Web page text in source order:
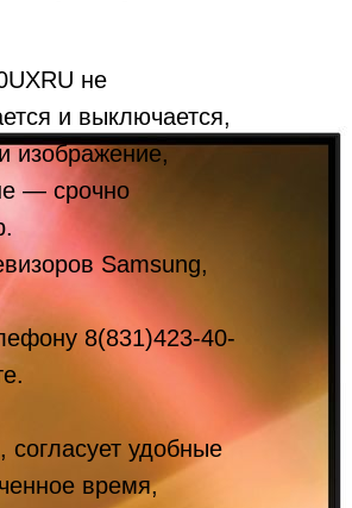
не
и выключается,
изображение,
— срочно
Samsung,
8(831)423-40-
согласует удобные
время,